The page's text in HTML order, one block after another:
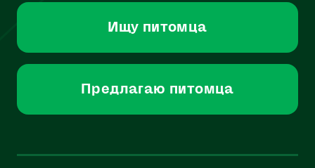
Ищу питомца
Предлагаю питомца